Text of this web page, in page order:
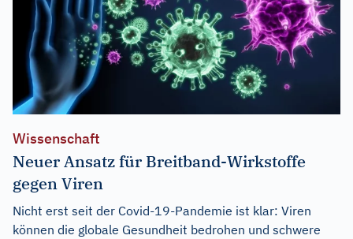
Wissenschaft
Neuer Ansatz für Breitband-Wirkstoffe
gegen Viren
Nicht erst seit der Covid-19-Pandemie ist klar: Viren
können die globale Gesundheit bedrohen und schwere